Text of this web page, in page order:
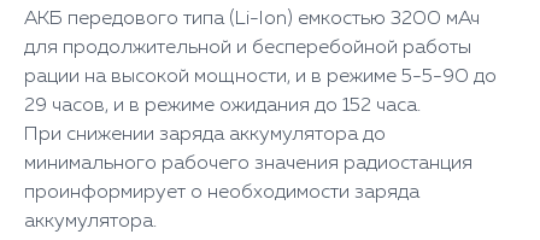
АКБ передового типа (Li-Ion) емкостью 3200 мАч
для продолжительной и бесперебойной работы
рации на высокой мощности, и в режиме 5-5-90 до
29 часов, и в режиме ожидания до 152 часа.
При снижении заряда аккумулятора до
минимального рабочего значения радиостанция
проинформирует о необходимости заряда
аккумулятора.